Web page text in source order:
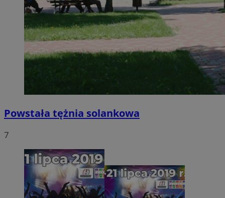
Powstała tężnia solankowa
7